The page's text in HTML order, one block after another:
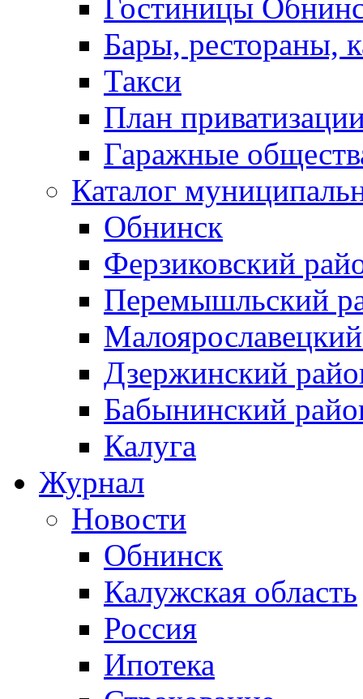
Гостиницы
Бары, рестораны,
Такси
План
Гаражные
Каталог
Обнинск
Ферзиковский
Перемышльский
Дзержинский
Бабынинский
Калуга
Журнал
Новости
Обнинск
Калужская область
Россия
Ипотека